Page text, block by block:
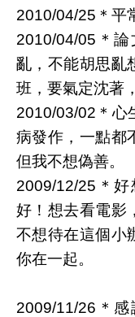
2010/04/25＊
2010/04/05＊
亂，不能胡思亂
班，要氣定沈著
2010/03/02＊心
病發作，一點都
但我不想偽善。
2009/12/25＊
好！想去看電影
不想待在這個小
你在一起。
2009/11/26＊